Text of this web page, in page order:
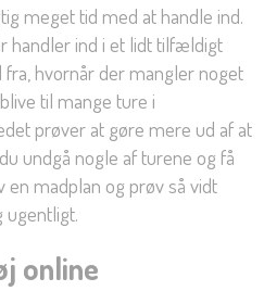
meget tid med at handle ind.
handler ind i et lidt tilfældigt
hvornår der mangler noget
til mange ture i
prøver at gøre mere ud af at
undgå nogle af turene og få
en madplan og prøv så vidt
ugentligt.
online